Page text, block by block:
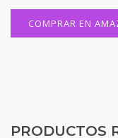
COMPRAR EN
PRODUCTOS